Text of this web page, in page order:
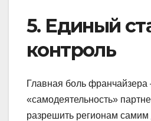
5. Единый
контроль
Главная боль
«самодеятельность»
разрешить регионам самим